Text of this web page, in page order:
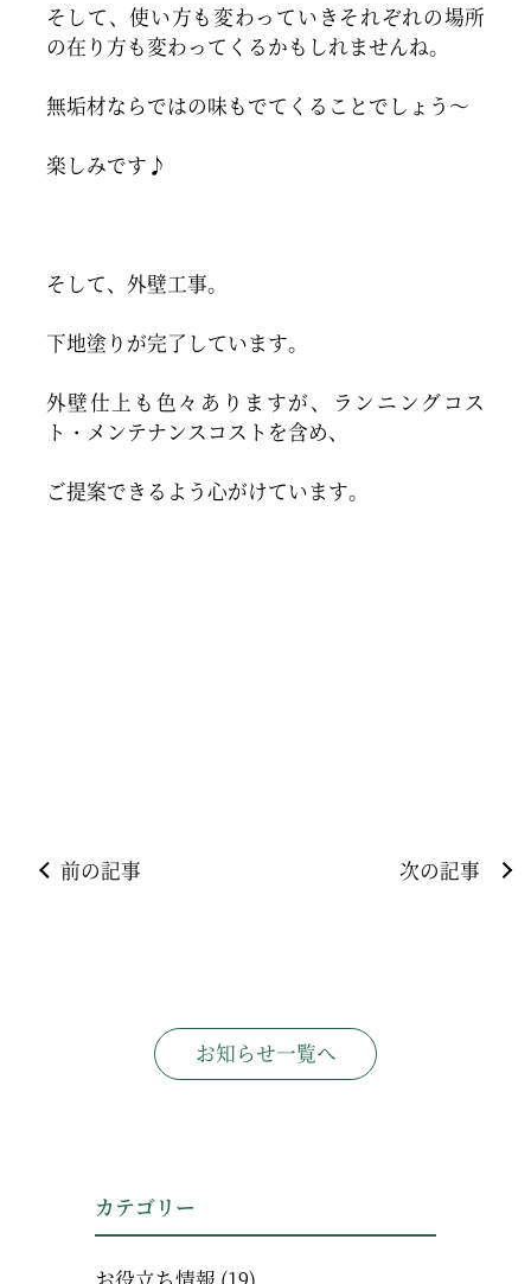
そして、使い方も変わっていきそれぞれの場所
の在り方も変わってくるかもしれませんね。
無垢材ならではの味もでてくることでしょう～
楽しみです♪
そして、外壁工事。
下地塗りが完了しています。
外壁仕上も色々ありますが、ランニングコス
ト・メンテナンスコストを含め、
ご提案できるよう心がけています。
前の記事 次の記事
お知らせ一覧へ
カテゴリー